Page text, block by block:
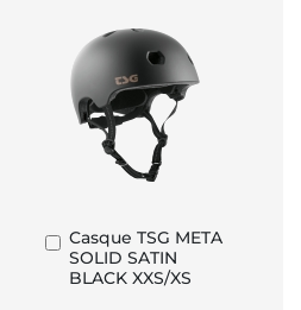
Casque TSG META
SOLID SATIN
BLACK XXS/XS
Ajouter
au
panier